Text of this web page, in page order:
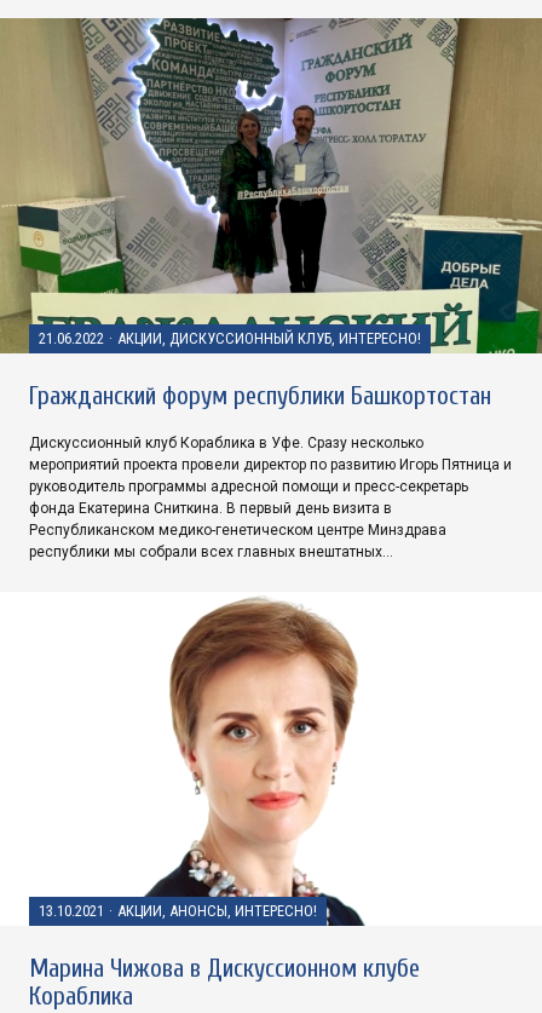
21.06.2022 · АКЦИИ, ДИСКУССИОННЫЙ КЛУБ, ИНТЕРЕСНО!
Гражданский форум республики Башкортостан
Дискуссионный клуб Кораблика в Уфе. Сразу несколько
мероприятий проекта провели директор по развитию Игорь Пятница и
руководитель программы адресной помощи и пресс-секретарь
фонда Екатерина Сниткина. В первый день визита в
Республиканском медико-генетическом центре Минздрава
республики мы собрали всех главных внештатных…
13.10.2021 · АКЦИИ, АНОНСЫ, ИНТЕРЕСНО!
Марина Чижова в Дискуссионном клубе
Кораблика